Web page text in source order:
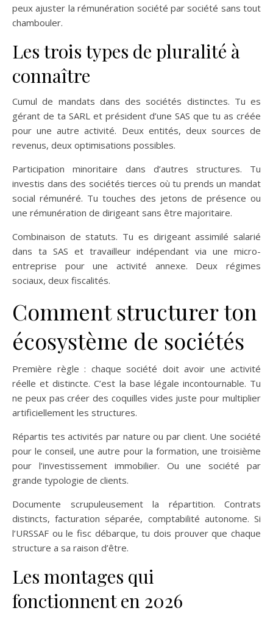
peux ajuster la rémunération société par société sans tout
chambouler.
Les trois types de pluralité à
connaître
Cumul de mandats dans des sociétés distinctes. Tu es
gérant de ta SARL et président d’une SAS que tu as créée
pour une autre activité. Deux entités, deux sources de
revenus, deux optimisations possibles.
Participation minoritaire dans d’autres structures. Tu
investis dans des sociétés tierces où tu prends un mandat
social rémunéré. Tu touches des jetons de présence ou
une rémunération de dirigeant sans être majoritaire.
Combinaison de statuts. Tu es dirigeant assimilé salarié
dans ta SAS et travailleur indépendant via une micro-
entreprise pour une activité annexe. Deux régimes
sociaux, deux fiscalités.
Comment structurer ton
écosystème de sociétés
Première règle : chaque société doit avoir une activité
réelle et distincte. C’est la base légale incontournable. Tu
ne peux pas créer des coquilles vides juste pour multiplier
artificiellement les structures.
Répartis tes activités par nature ou par client. Une société
pour le conseil, une autre pour la formation, une troisième
pour l’investissement immobilier. Ou une société par
grande typologie de clients.
Documente scrupuleusement la répartition. Contrats
distincts, facturation séparée, comptabilité autonome. Si
l’URSSAF ou le fisc débarque, tu dois prouver que chaque
structure a sa raison d’être.
Les montages qui
fonctionnent en 2026